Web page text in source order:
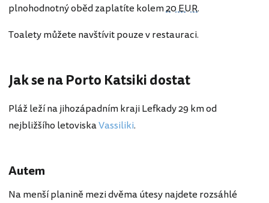
plnohodnotný oběd zaplatíte kolem20 EUR.
Toalety můžete navštívit pouze v restauraci.
Jak se na Porto Katsiki dostat
Pláž leží na jihozápadním kraji Lefkady 29 km od
nejbližšího letoviskaVassiliki.
Autem
Na menší planině mezi dvěma útesy najdete rozsáhlé